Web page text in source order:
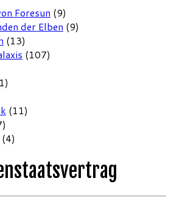
Foresun (9)
der Elben (9)
(13)
(107)
(11)
(4)